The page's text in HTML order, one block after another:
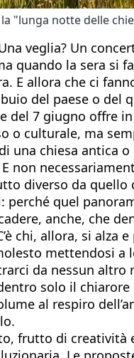
"lunga notte delle
veglia? Un
quando la sera si
E allora che ci
del paese o del
del 7 giugno
culturale, ma
una chiesa
non
diverso da
quel
anche, che
chi, allora, si
mettendosi
da nessun
solo il
al respiro
frutto di